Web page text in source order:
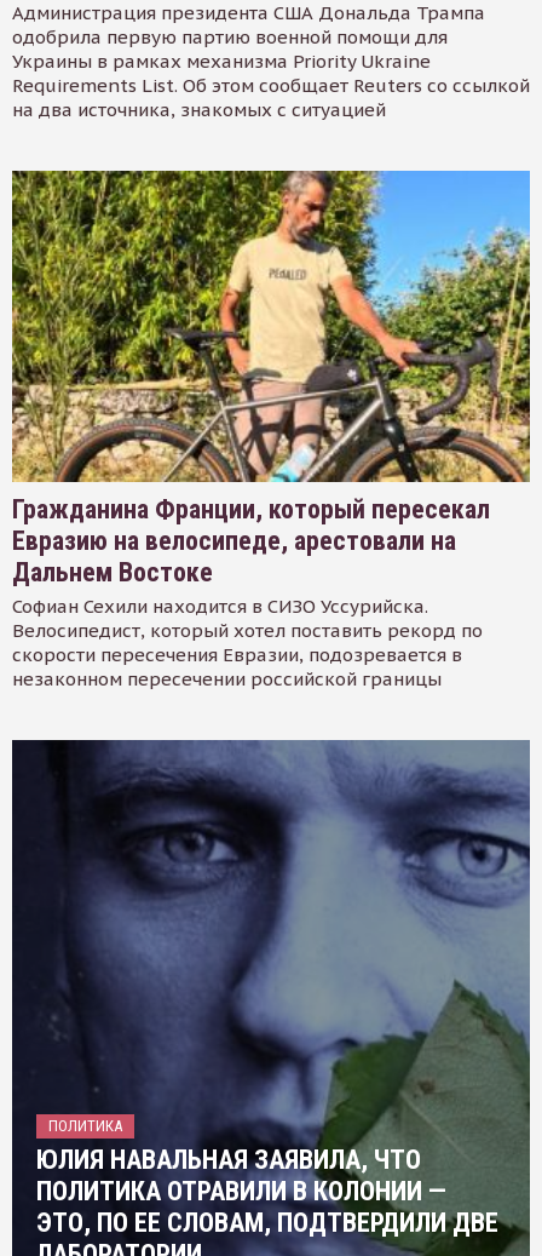
Администрация президента США Дональда Трампа
одобрила первую партию военной помощи для
Украины в рамках механизма Priority Ukraine
Requirements List. Об этом сообщает Reuters со ссылкой
на два источника, знакомых с ситуацией
Гражданина Франции, который пересекал
Евразию на велосипеде, арестовали на
Дальнем Востоке
Софиан Сехили находится в СИЗО Уссурийска.
Велосипедист, который хотел поставить рекорд по
скорости пересечения Евразии, подозревается в
незаконном пересечении российской границы
ПОЛИТИКА
ЮЛИЯ НАВАЛЬНАЯ ЗАЯВИЛА, ЧТО
ПОЛИТИКА ОТРАВИЛИ В КОЛОНИИ —
ЭТО, ПО ЕЕ СЛОВАМ, ПОДТВЕРДИЛИ ДВЕ